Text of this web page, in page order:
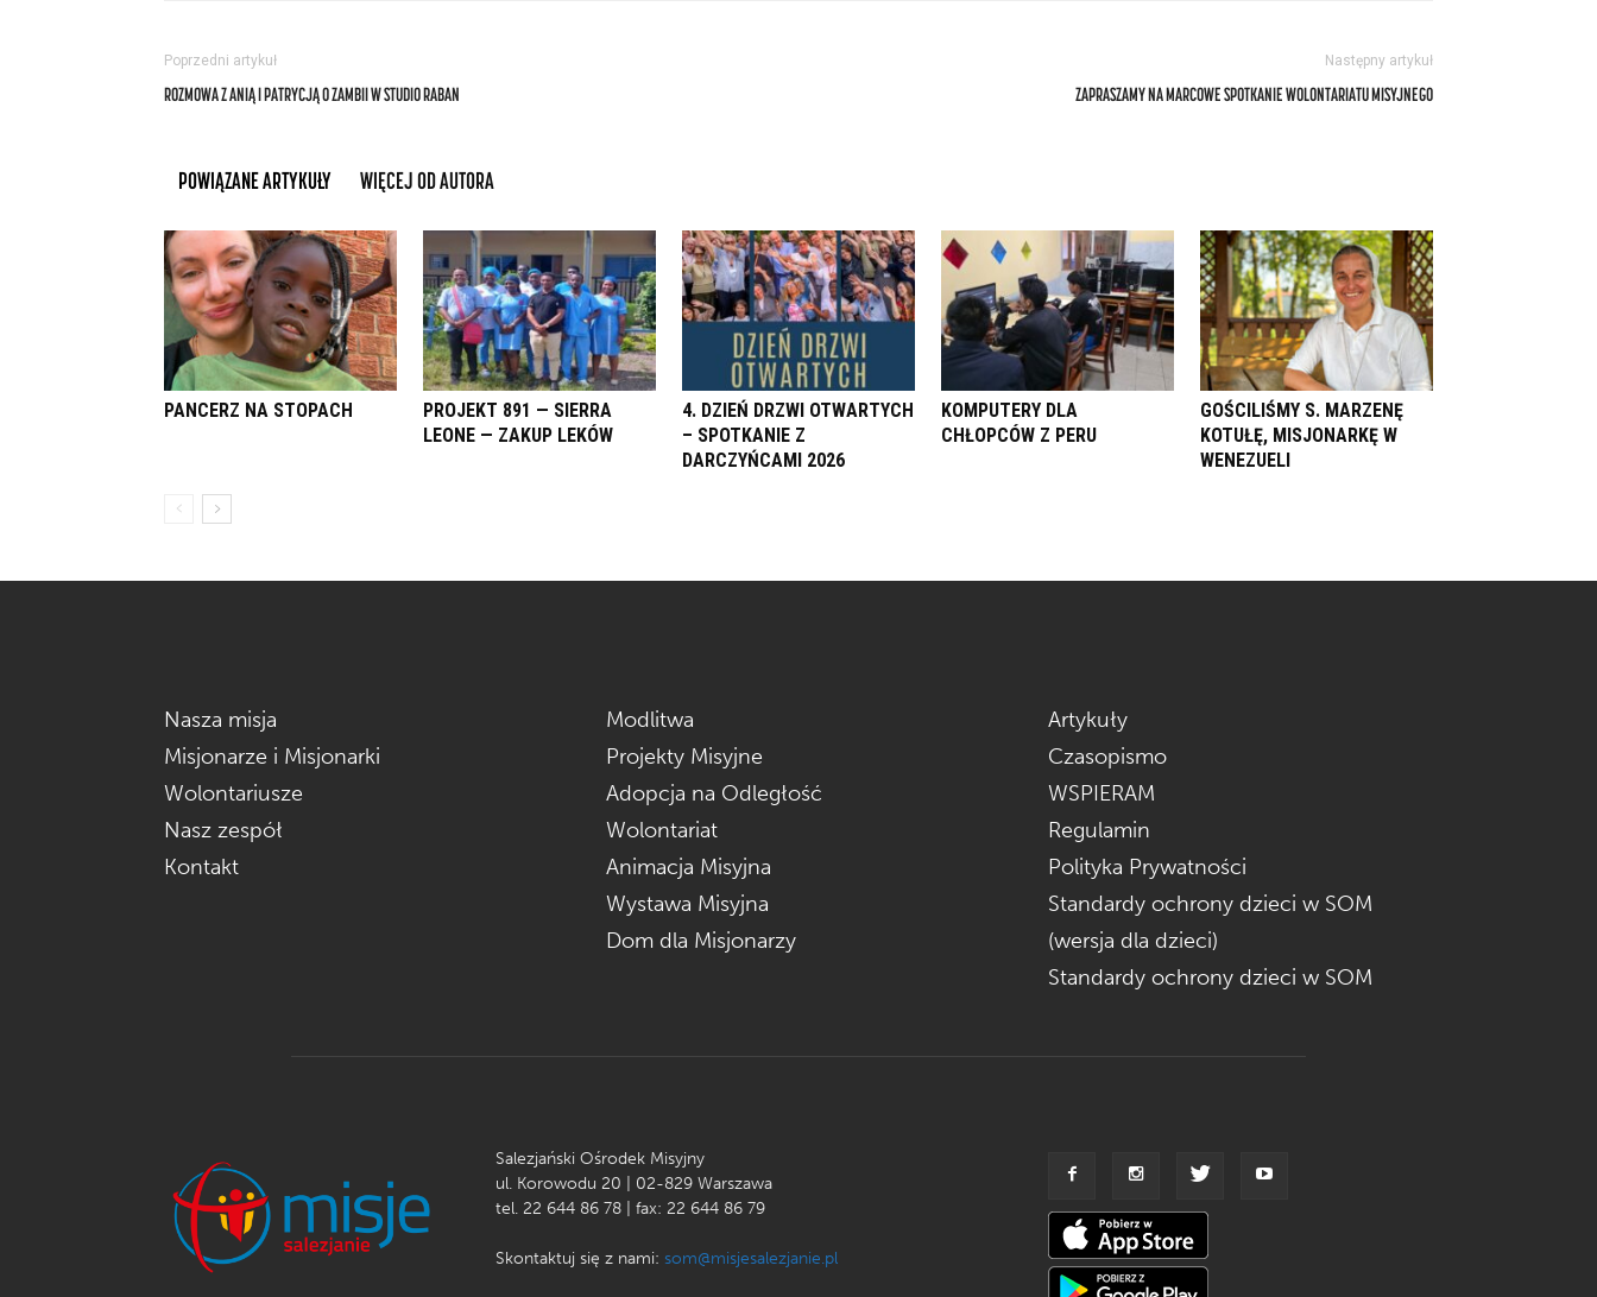
Poprzedni artykuł
ROZMOWA Z ANIĄ I PATRYCJĄ O ZAMBII W STUDIO RABAN
Następny artykuł
ZAPRASZAMY NA MARCOWE SPOTKANIE WOLONTARIATU MISYJNEGO
POWIĄZANE ARTYKUŁY WIĘCEJ OD AUTORA
PANCERZ NA STOPACH
PROJEKT 891 — SIERRA
LEONE — ZAKUP LEKÓW
4. DZIEŃ DRZWI OTWARTYCH
– SPOTKANIE Z
DARCZYŃCAMI 2026
KOMPUTERY DLA
CHŁOPCÓW Z PERU
GOŚCILIŚMY S. MARZENĘ
KOTUŁĘ, MISJONARKĘ W
WENEZUELI
Nasza misja
Misjonarze i Misjonarki
Wolontariusze
Nasz zespół
Kontakt
Modlitwa
Projekty Misyjne
Adopcja na Odległość
Wolontariat
Animacja Misyjna
Wystawa Misyjna
Dom dla Misjonarzy
Artykuły
Czasopismo
WSPIERAM
Regulamin
Polityka Prywatności
Standardy ochrony dzieci w SOM
(wersja dla dzieci)
Standardy ochrony dzieci w SOM
Salezjański Ośrodek Misyjny
ul. Korowodu 20 | 02-829 Warszawa
tel. 22 644 86 78 | fax: 22 644 86 79
Skontaktuj się z nami: som@misjesalezjanie.pl